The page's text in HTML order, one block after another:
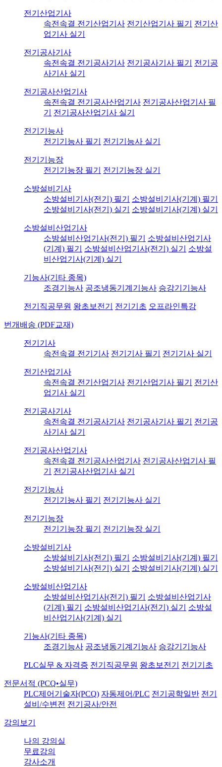
전기산업기사
속전속결 전기산업기사 전기산업기사 필기
전기산
업기사 실기
전기공사기사
속전속결 전기공사기사 전기공사기사 필기
전기공
사기사 실기
전기공사산업기사
속전속결 전기공사산업기사 전기공사산업기사 필
기
전기공사산업기사 실기
전기기능사
전기기능사 필기
전기기능사 실기
전기기능장
전기기능장 필기
전기기능장 실기
소방설비기사
소방설비기사(전기) 필기
소방설비기사(기계) 필기
소방설비기사(전기) 실기
소방설비기사(기계) 실기
소방설비산업기사
소방설비산업기사(전기) 필기
소방설비산업기사
(기계) 필기
소방설비산업기사(전기) 실기
소방설
비산업기사(기계) 실기
기능사(기타 종목)
조경기능사 공조냉동기계기능사 승강기기능사
전기직공무원 왕초보전기 전기기초 오프라인특강
번개배송 (PDF교재)
전기기사
속전속결 전기기사 전기기사 필기 전기기사 실기
전기산업기사
속전속결 전기산업기사 전기산업기사 필기
전기산
업기사 실기
전기공사기사
속전속결 전기공사기사 전기공사기사 필기
전기공
사기사 실기
전기공사산업기사
속전속결 전기공사산업기사 전기공사산업기사 필
기
전기공사산업기사 실기
전기기능사
전기기능사 필기
전기기능사 실기
전기기능장
전기기능장 필기
전기기능장 실기
소방설비기사
소방설비기사(전기) 필기
소방설비기사(기계) 필기
소방설비기사(전기) 실기
소방설비기사(기계) 실기
소방설비산업기사
소방설비산업기사(전기) 필기
소방설비산업기사
(기계) 필기
소방설비산업기사(전기) 실기
소방설
비산업기사(기계) 실기
기능사(기타 종목)
조경기능사 공조냉동기계기능사 승강기기능사
PLC실무 & 자격증 전기직공무원 왕초보전기 전기기초
전문서적 (PCQ•실무)
PLC제어기술자(PCQ) 자동제어/PLC 전기공학일반 전기
설비/수변전 전기공사/안전
강의보기
나의 강의실
무료강의
강사소개